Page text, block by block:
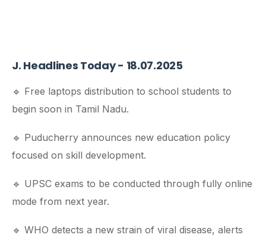
J. Headlines Today - 18.07.2025
🔹 Free laptops distribution to school students to
begin soon in Tamil Nadu.
🔹 Puducherry announces new education policy
focused on skill development.
🔹 UPSC exams to be conducted through fully online
mode from next year.
🔹 WHO detects a new strain of viral disease, alerts